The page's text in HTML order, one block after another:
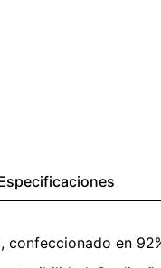
confeccionado en